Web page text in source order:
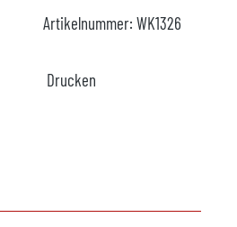
Artikelnummer: WK1326
Drucken